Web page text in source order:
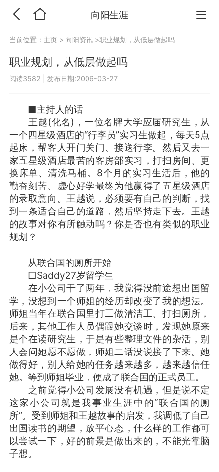
向阳生涯
当前位置： 主页 > 向阳资讯 >职业规划，从低层做起吗
职业规划，从低层做起吗
阅读3582 发布日期:2006-03-27
■主持人的话
王越(化名)，一位名牌大学应届研究生，从
一个四星级酒店的“行李员”实习生做起，每天5点
起床，帮客人开门关门、接送行李。然后又去一
家五星级酒店最苦的客房部实习，打扫房间、更
换床单、清洗马桶。8个月的实习生活后，他的
勤奋刻苦、虚心好学最终为他赢得了五星级酒店
的录取意向。王越说，必须要有自己的判断，找
到一条适合自己的道路，然后坚持走下去。王越
的故事对你有所触动吗？你是否也有类似的职业
规划？
从联合国的厕所开始
□Saddy27岁留学生
在小公司干了两年，我觉得没前途想出国留
学，没想到一个师姐的经历却改变了我的想法。
师姐当年在联合国里打工做清洁工、打扫厕所，
后来，其他工作人员偶跟她交谈时，发现她原来
是个在读研究生，于是有些整理文件的杂活，别
人会问她愿不愿做，师姐二话没说接了下来。她
做得好，别人给她的任务越来越多，越来越信任
她。等到师姐毕业，便成了联合国的正式员工。
之前觉得小公司发展没有机遇，但是说不定
这家小公司就是我事业生涯中的“联合国的厕
所”。受到师姐和王越故事的启发，我调低了自己
出国读书的期望，放平心态，什么样的工作都可
以尝试一下，好的前景是做出来的，不能光靠脑
子想。